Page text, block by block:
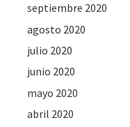
septiembre 2020
agosto 2020
julio 2020
junio 2020
mayo 2020
abril 2020